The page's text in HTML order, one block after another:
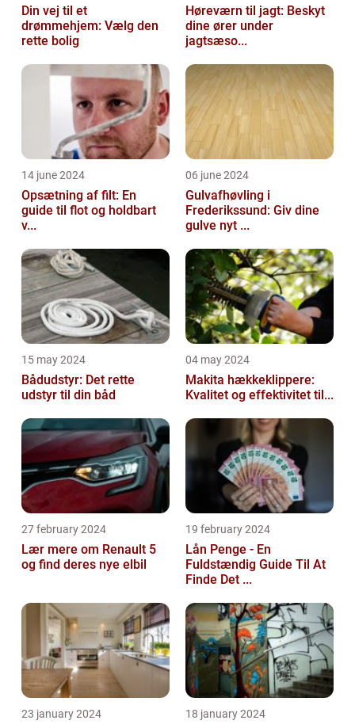
Din vej til et
drømmehjem: Vælg den
rette bolig
Høreværn til jagt: Beskyt
dine ører under
jagtsæso...
14 june 2024
Opsætning af filt: En
guide til flot og holdbart
v...
06 june 2024
Gulvafhøvling i
Frederikssund: Giv dine
gulve nyt ...
15 may 2024
Bådudstyr: Det rette
udstyr til din båd
04 may 2024
Makita hækkeklippere:
Kvalitet og effektivitet til...
27 february 2024
Lær mere om Renault 5
og find deres nye elbil
19 february 2024
Lån Penge - En
Fuldstændig Guide Til At
Finde Det ...
23 january 2024 18 january 2024